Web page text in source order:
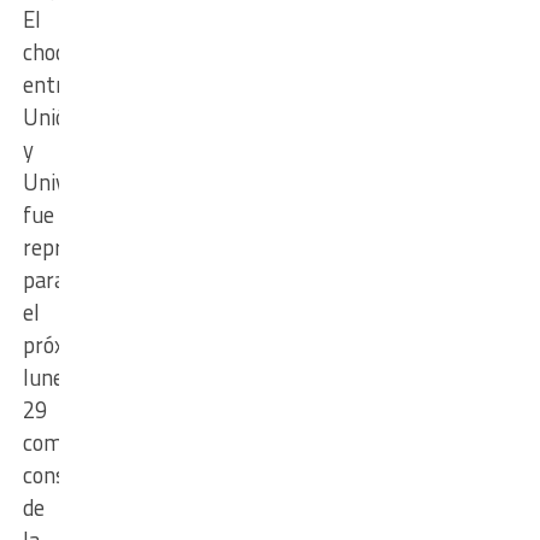
El
choque
entre
Unión
y
Universidad
fue
reprogramado
para
el
próximo
lunes
29
como
consecuencia
de